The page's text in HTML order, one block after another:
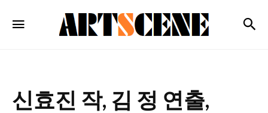
ARTSCENE
신효진 작, 김 정 연출,